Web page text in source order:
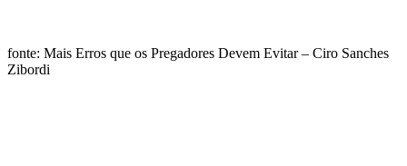
fonte: Mais Erros que os Pregadores Devem Evitar – Ciro Sanches
Zibordi